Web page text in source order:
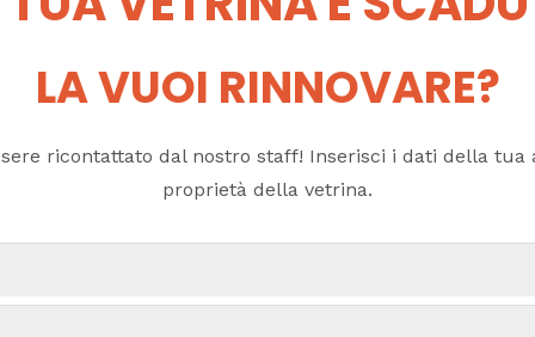
LA VUOI RINNOVARE?
ricontattato dal nostro staff! Inserisci i dati della tua
proprietà della vetrina.